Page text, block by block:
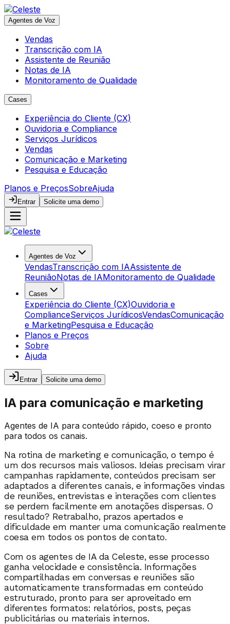
Agentes de Voz
Vendas
Transcrição com IA
Assistente de Reunião
Notas de IA
Monitoramento de Qualidade
Cases
Experiência do Cliente (CX)
Ouvidoria e Compliance
Serviços Jurídicos
Vendas
Comunicação e Marketing
Pesquisa e Educação
Planos e PreçosSobreAjuda
Entrar Solicite uma demo
Agentes de Voz
VendasTranscrição com IAAssistente de
ReuniãoNotas de IAMonitoramento de Qualidade
Cases
Experiência do Cliente (CX)Ouvidoria e
ComplianceServiços JurídicosVendasComunicação
e MarketingPesquisa e Educação
Planos e Preços
Sobre
Ajuda
Entrar Solicite uma demo
IA para comunicação e marketing
Agentes de IA para conteúdo rápido, coeso e pronto
para todos os canais.
Na rotina de marketing e comunicação, o tempo é
um dos recursos mais valiosos. Ideias precisam virar
campanhas rapidamente, conteúdos precisam ser
adaptados a diferentes canais, e informações vindas
de reuniões, entrevistas e interações com clientes
se perdem facilmente em anotações dispersas. O
resultado? Retrabalho, prazos apertados e
dificuldade em manter uma comunicação realmente
coesa em todos os pontos de contato.
Com os agentes de IA da Celeste, esse processo
ganha velocidade e consistência. Informações
compartilhadas em conversas e reuniões são
automaticamente transformadas em conteúdo
estruturado, pronto para ser aproveitado em
diferentes formatos: relatórios, posts, peças
publicitárias ou materiais internos.